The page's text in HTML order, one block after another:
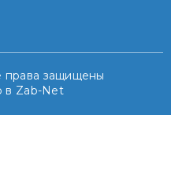
права защищены
в Zab-Net